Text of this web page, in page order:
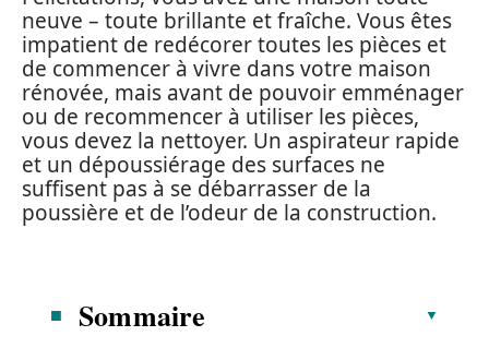
neuve – toute brillante et fraîche. Vous êtes
impatient de redécorer toutes les pièces et
de commencer à vivre dans votre maison
rénovée, mais avant de pouvoir emménager
ou de recommencer à utiliser les pièces,
vous devez la nettoyer. Un aspirateur rapide
et un dépoussiérage des surfaces ne
suffisent pas à se débarrasser de la
poussière et de l’odeur de la construction.
Sommaire